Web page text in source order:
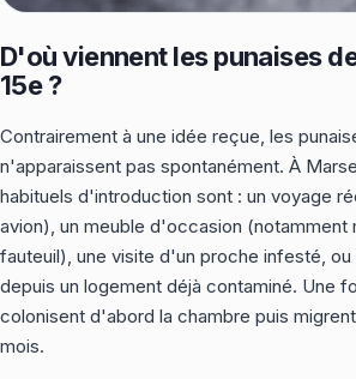
D'où viennent les punaises
15e ?
Contrairement à une idée reçue, les
n'apparaissent pas spontanément. À
habituels d'introduction sont : un voyage
avion), un meuble d'occasion (notamment
fauteuil), une visite d'un proche infesté,
depuis un logement déjà contaminé. Une
colonisent d'abord la chambre puis
mois.